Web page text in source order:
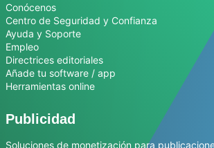
Conócenos
Centro de Seguridad y Confianza
Ayuda y Soporte
Empleo
Directrices editoriales
Añade tu software / app
Herramientas online
Publicidad
Soluciones de monetización para